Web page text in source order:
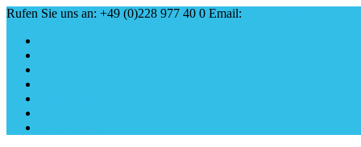
Rufen Sie uns an: +49 (0)228 977 40 0 Email: